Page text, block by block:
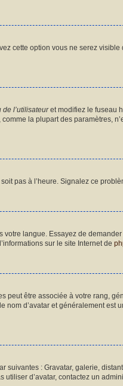
cette option vous ne serez
de l’utilisateuret modifiez le fuseau
la plupart des paramètres,
pas à l’heure. Signalez ce
votre langue. Essayez de
sur le site Internet de
peut être associée à votre rang,
nom d’avatar et généralement est
suivantes : Gravatar, galerie,
d’avatar, contactez un